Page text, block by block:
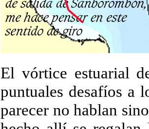
El vórtice estuarial
puntuales desafíos a
parecer no hablan